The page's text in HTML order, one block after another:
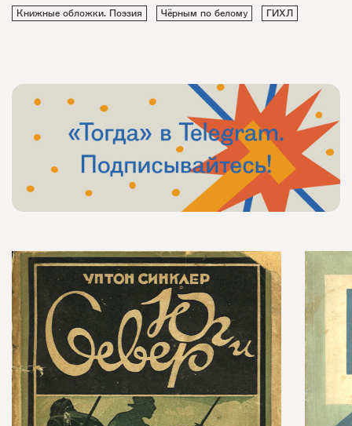
Книжные обложки. Поэзия
Чёрным по белому ГИХЛ